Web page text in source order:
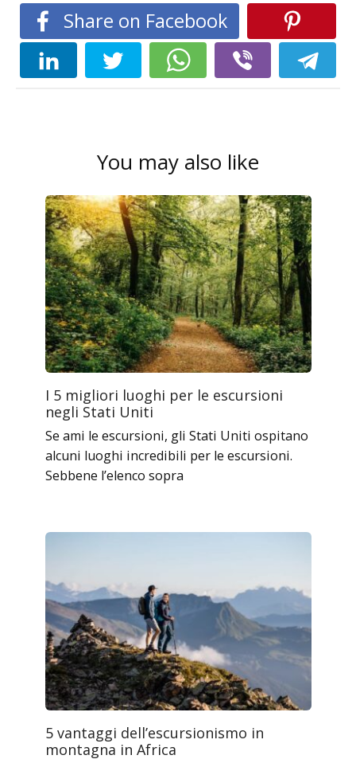
Share on Facebook
You may also like
I 5 migliori luoghi per le escursioni
negli Stati Uniti
Se ami le escursioni, gli Stati Uniti ospitano
alcuni luoghi incredibili per le escursioni.
Sebbene l’elenco sopra
5 vantaggi dell’escursionismo in
montagna in Africa